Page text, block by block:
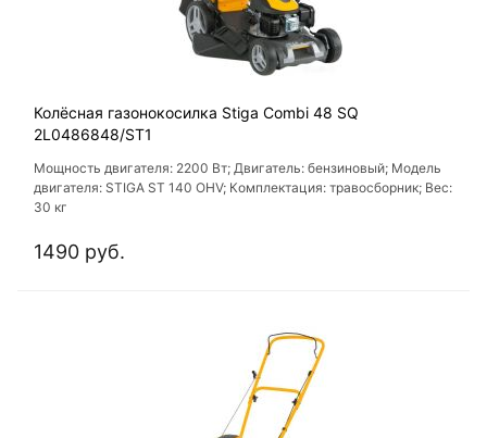
Колёсная газонокосилка Stiga Combi 48 SQ
2L0486848/ST1
Мощность двигателя: 2200 Вт; Двигатель: бензиновый; Модель
двигателя: STIGA ST 140 OHV; Комплектация: травосборник; Вес:
30 кг
1490 руб.